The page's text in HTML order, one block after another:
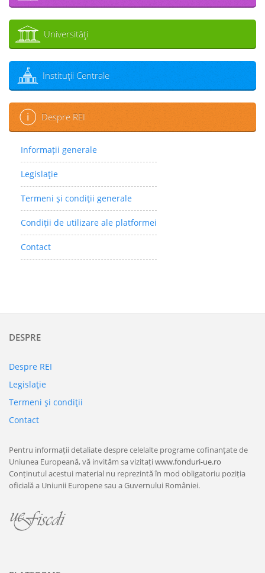
Universităţi
Instituţii Centrale
Despre REI
Informații generale
Legislaţie
Termeni şi condiţii generale
Condiții de utilizare ale platformei
Contact
DESPRE
Despre REI
Legislaţie
Termeni şi condiţii
Contact
Pentru informații detaliate despre celelalte programe cofinanțate de
Uniunea Europeană, vă invităm sa vizitațiwww.fonduri-ue.ro
Conținutul acestui material nu reprezintă în mod obligatoriu poziția
oficială a Uniunii Europene sau a Guvernului României.